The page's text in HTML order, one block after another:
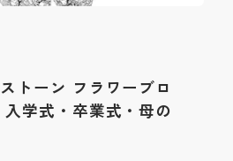
トーン フラワーブロ
学式・卒業式・母の